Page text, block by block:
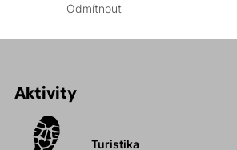
Přírodní materiál je vhodný i pro
Aktivity
Turistika
Odmítnout